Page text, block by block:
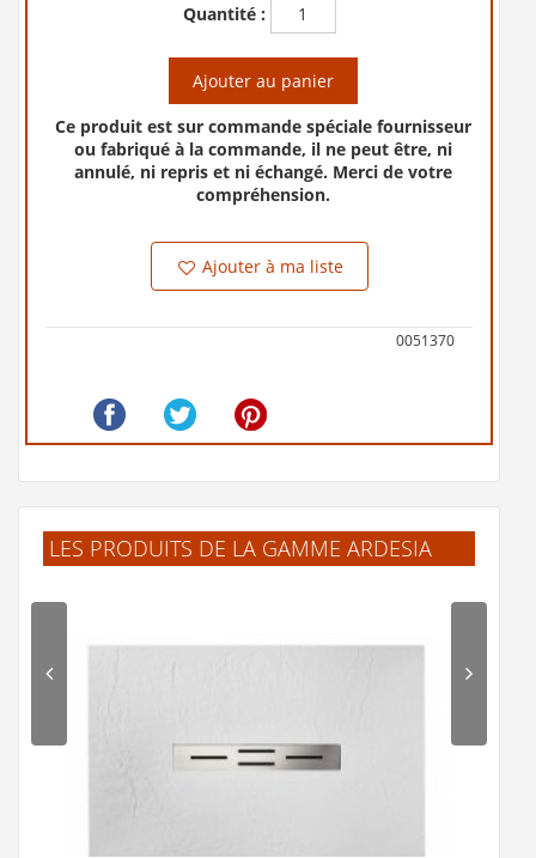
Quantité :
Ajouter au panier
Ce produit est sur commande spéciale fournisseur
ou fabriqué à la commande, il ne peut être, ni
annulé, ni repris et ni échangé. Merci de votre
compréhension.
Ajouter à ma liste
0051370
LES PRODUITS DE LA GAMME ARDESIA